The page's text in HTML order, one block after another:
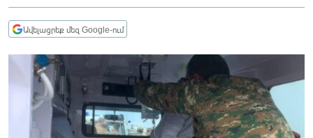
ՀԱՍԱՐԱԿՈՒԹՅՈՒՆ
ՂԱՐԱԲԱՂ
ՊԱՏԵՐԱԶՄԻ 6 ՇԱԲԱԹՆԵՐԸ
ՏԱՐԱԾԱՇՐՋԱՆ
Ավելացրեք մեզ Google-ում